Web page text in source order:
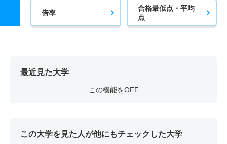
倍率
合格最低点・平均
点
最近見た大学
この機能をOFF
この大学を見た人が他にもチェックした大学